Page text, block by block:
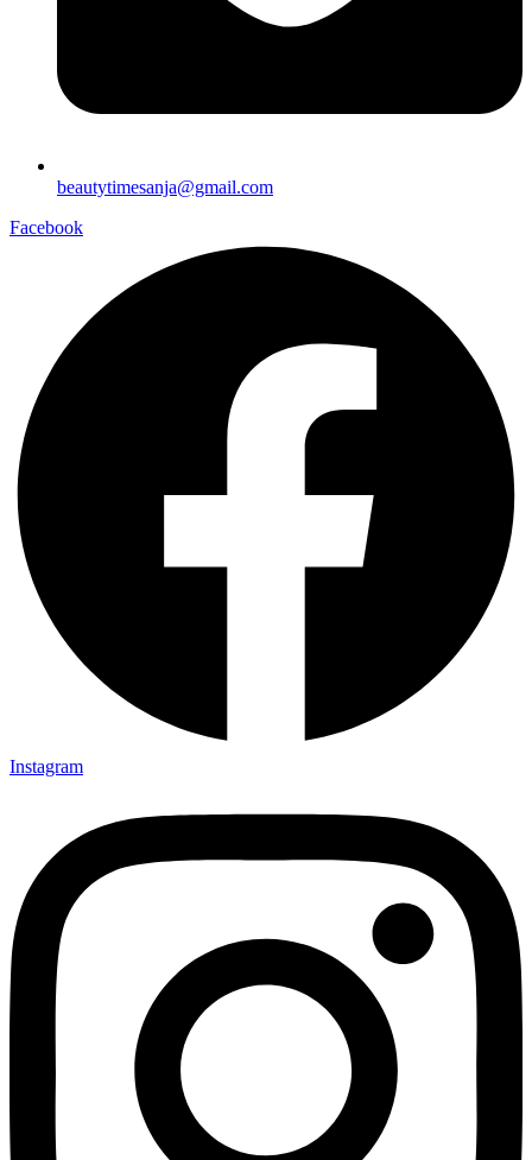
beautytimesanja@gmail.com
Facebook
Instagram